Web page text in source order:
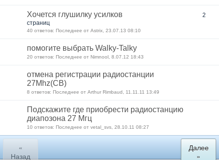
Хочется глушилку усилков
2
страниц
40 ответов: Последнее от Astriх, 23.07.13 08:10
помогите выбрать Walky-Talky
20 ответов: Последнее от Nimnool, 8.07.12 18:43
отмена регистрации радиостанции
27Mhz(CB)
8 ответов: Последнее от Arthur Rimbaud, 11.11.11 13:49
Подскажите где приобрести радиостанцию
диапозона 27 Мгц
10 ответов: Последнее от vetal_svs, 28.10.11 08:27
«
Назад
Далее
»